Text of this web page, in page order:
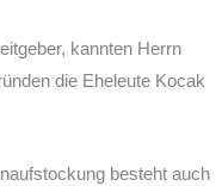
kannten Herrn
die Eheleute Kocak
besteht auch